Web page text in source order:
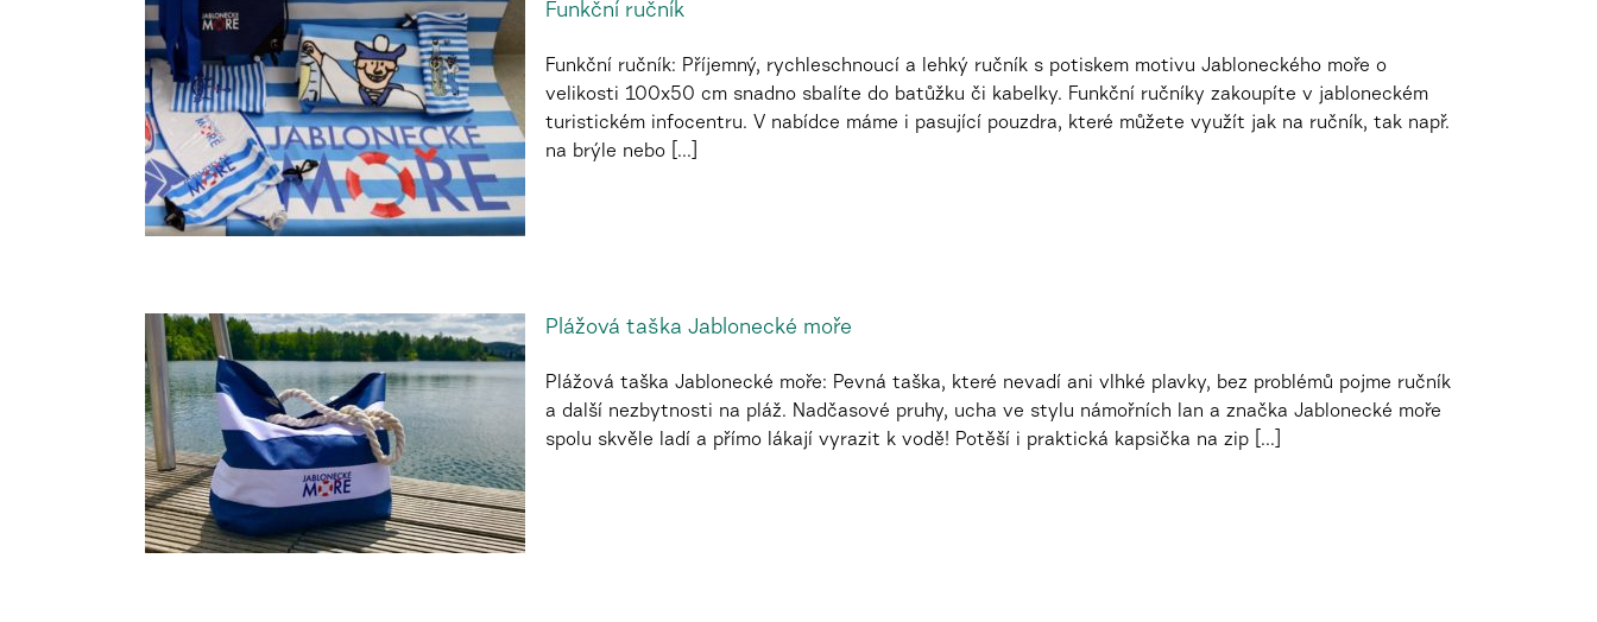
Funkční ručník
Funkční ručník: Příjemný, rychleschnoucí a lehký ručník s potiskem motivu Jabloneckého moře o
velikosti 100x50 cm snadno sbalíte do batůžku či kabelky. Funkční ručníky zakoupíte v jabloneckém
turistickém infocentru. V nabídce máme i pasující pouzdra, které můžete využít jak na ručník, tak např.
na brýle nebo [...]
Plážová taška Jablonecké moře
Plážová taška Jablonecké moře: Pevná taška, které nevadí ani vlhké plavky, bez problémů pojme ručník
a další nezbytnosti na pláž. Nadčasové pruhy, ucha ve stylu námořních lan a značka Jablonecké moře
spolu skvěle ladí a přímo lákají vyrazit k vodě! Potěší i praktická kapsička na zip [...]